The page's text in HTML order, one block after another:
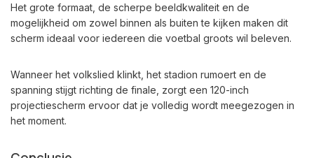
Het grote formaat, de scherpe beeldkwaliteit en de
mogelijkheid om zowel binnen als buiten te kijken maken dit
scherm ideaal voor iedereen die voetbal groots wil beleven.
Wanneer het volkslied klinkt, het stadion rumoert en de
spanning stijgt richting de finale, zorgt een 120-inch
projectiescherm ervoor dat je volledig wordt meegezogen in
het moment.